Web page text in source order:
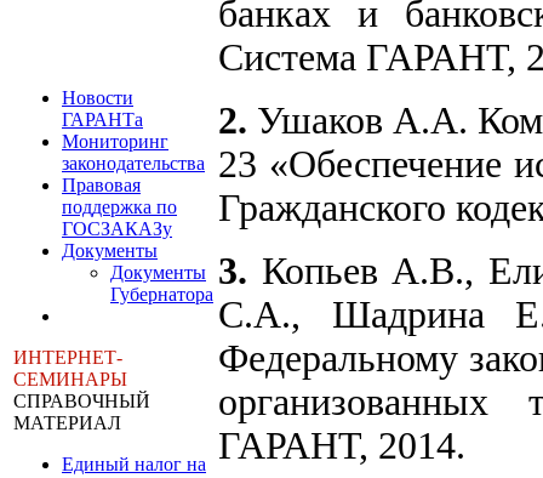
Новости
ГАРАНТа
Мониторинг
законодательства
Правовая
поддержка по
ГОСЗАКАЗу
Документы
Документы
Губернатора
ИНТЕРНЕТ-
СЕМИНАРЫ
СПРАВОЧНЫЙ
МАТЕРИАЛ
Единый налог на
банках и
Система ГАРАНТ,
2. Ушаков А.А.
23 «Обеспечение
Гражданского
3. Копьев А.В.,
С.А., Шадрина
Федеральному
организованных
ГАРАНТ, 2014.